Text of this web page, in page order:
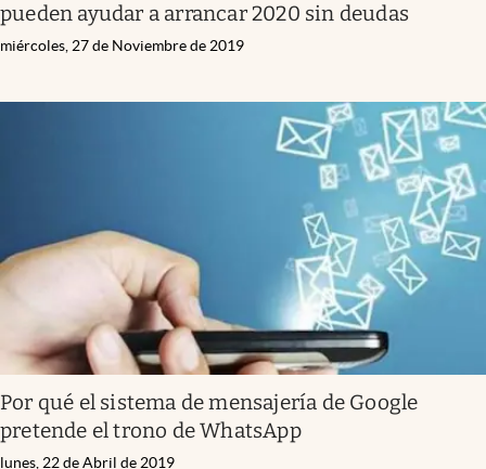
pueden ayudar a arrancar 2020 sin deudas
miércoles, 27 de Noviembre de 2019
Por qué el sistema de mensajería de Google
pretende el trono de WhatsApp
lunes, 22 de Abril de 2019